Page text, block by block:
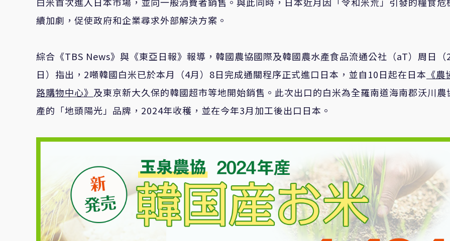
續加劇，促使政府和企業尋求外部解決方案。
綜合《TBS News》與《東亞日報》報導，韓國農協國際及韓國農水產食品流通公社（aT）周日（
日）指出，2噸韓國白米已於本月（4月）8日完成通關程序正式進口日本，並自10日起在日本 《
路購物中心》 及東京新大久保的韓國超市等地開始銷售。此次出口的白米為全羅南道海南郡沃川農
產的「地頭陽光」品牌，2024年收穫，並在今年3月加工後出口日本。